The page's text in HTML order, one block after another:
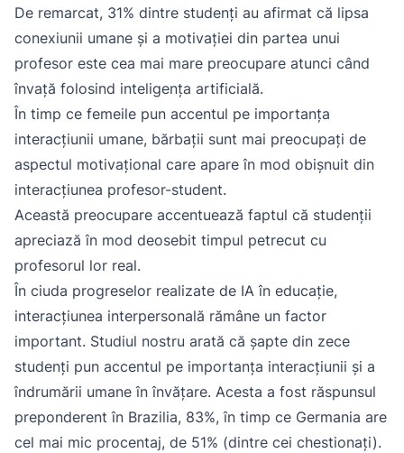
De remarcat, 31% dintre studenți au afirmat că lipsa
conexiunii umane și a motivației din partea unui
profesor este cea mai mare preocupare atunci când
învață folosind inteligența artificială.
În timp ce femeile pun accentul pe importanța
interacțiunii umane, bărbații sunt mai preocupați de
aspectul motivațional care apare în mod obișnuit din
interacțiunea profesor-student.
Această preocupare accentuează faptul că studenții
apreciază în mod deosebit timpul petrecut cu
profesorul lor real.
În ciuda progreselor realizate de IA în educație,
interacțiunea interpersonală rămâne un factor
important. Studiul nostru arată că șapte din zece
studenți pun accentul pe importanța interacțiunii și a
îndrumării umane în învățare. Acesta a fost răspunsul
preponderent în Brazilia, 83%, în timp ce Germania are
cel mai mic procentaj, de 51% (dintre cei chestionați).